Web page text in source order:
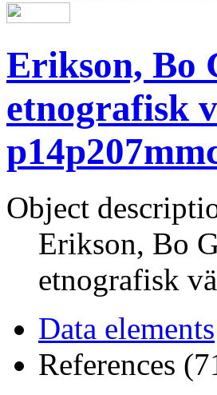
Erikson, Bo
etnografisk
Object
Erikson, Bo
etnografisk
Data elements
References